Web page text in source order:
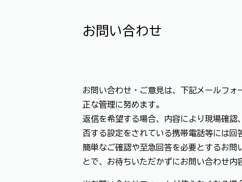
お問い合わせ
お問い合わせ・ご意見は、下記メールフ
正な管理に努めます。
返信を希望する場合、内容により現場確
否する設定をされている携帯電話等には回
簡単なご確認や至急回答を必要とするお
とで、お待ちいただかずにお問い合わせ内